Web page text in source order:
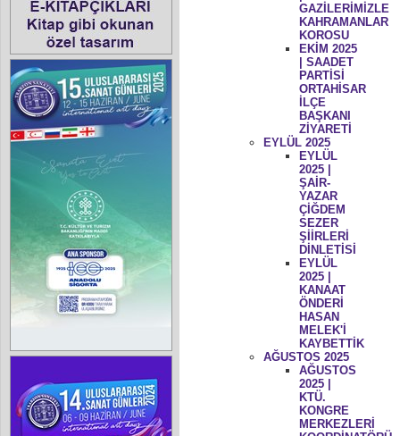
GAZİLERİMİZLE
KAHRAMANLAR
KOROSU
EKİM 2025
| SAADET
PARTİSİ
ORTAHİSAR
İLÇE
BAŞKANI
ZİYARETİ
EYLÜL 2025
EYLÜL
2025 |
ŞAİR-
YAZAR
ÇİĞDEM
SEZER
ŞİİRLERİ
DİNLETİSİ
EYLÜL
2025 |
KANAAT
ÖNDERİ
HASAN
MELEK'İ
KAYBETTİK
AĞUSTOS 2025
AĞUSTOS
2025 |
KTÜ.
KONGRE
MERKEZLERİ